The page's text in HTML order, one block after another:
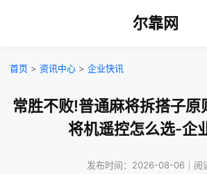
尔靠网
首页 > 资讯中心 > 企业快讯
常胜不败!普通麻将拆搭子原
将机遥控怎么选-企
发布时间：2026-08-06｜阅